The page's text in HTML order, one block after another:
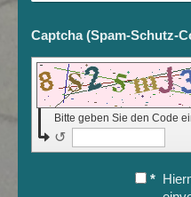
Bitte geben Sie den Code
↺
*